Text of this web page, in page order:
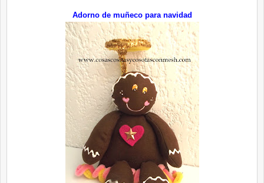
Adorno de muñeco para navidad